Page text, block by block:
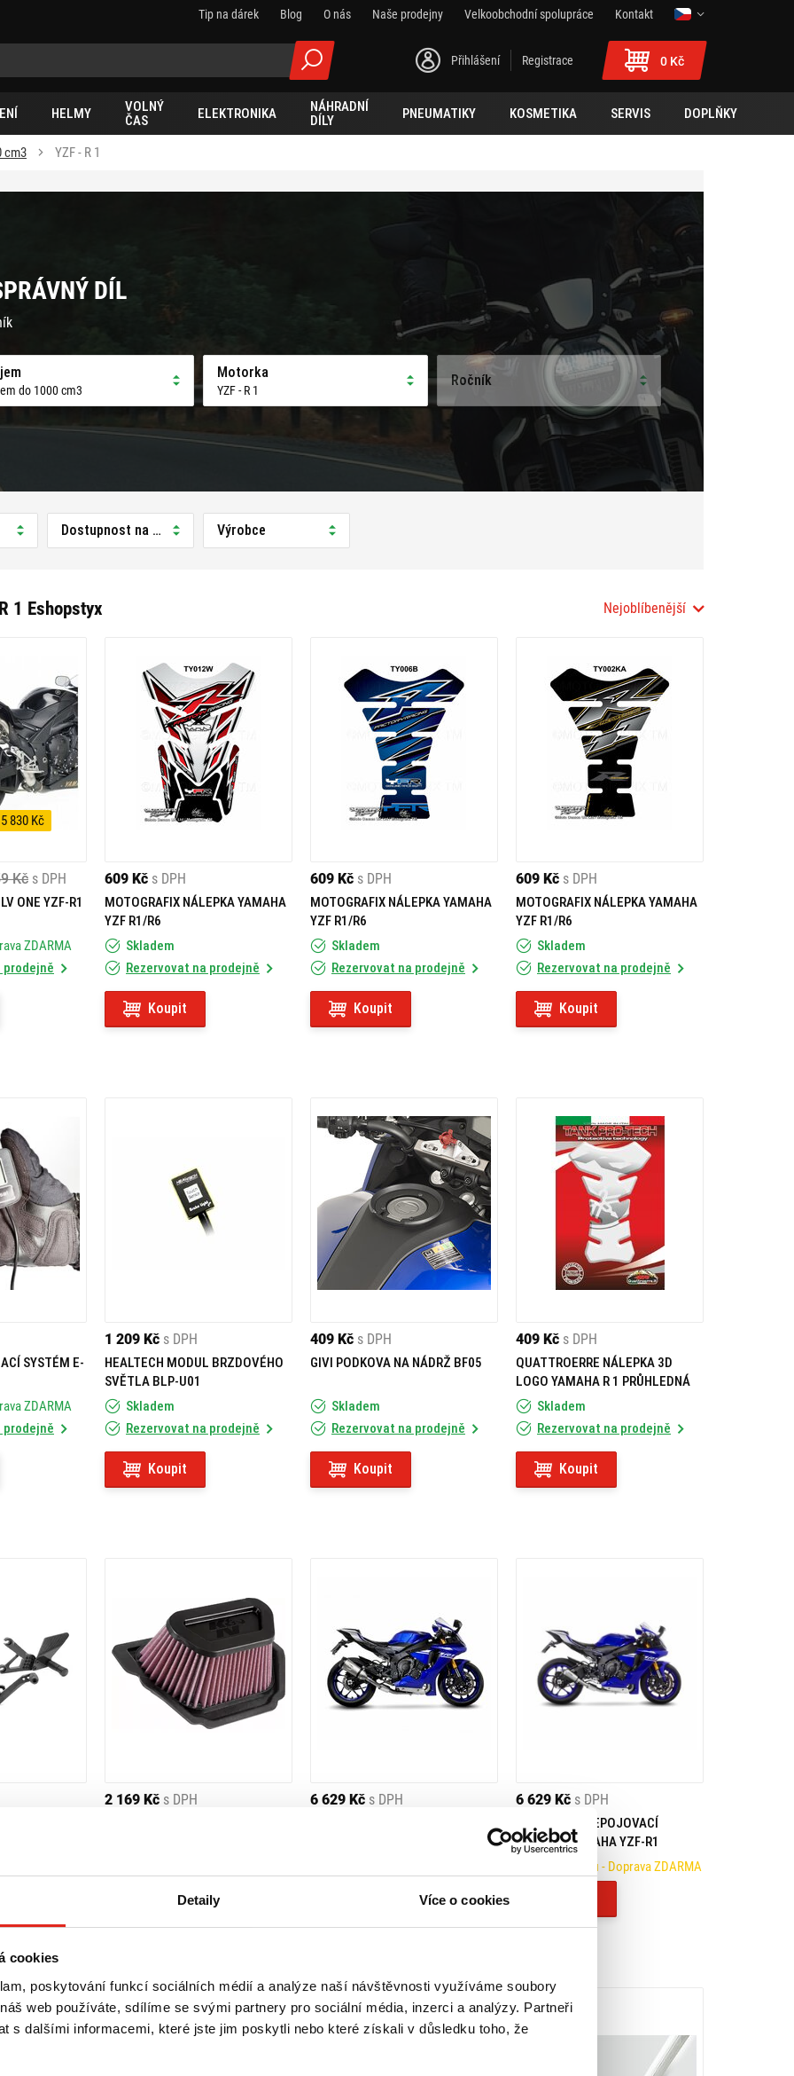
Detaily Více o cookies
cookies
poskytování funkcí sociálních médií a analýze naší návštěvnosti využíváme soubory
web používáte, sdílíme se svými partnery pro sociální média, inzerci a analýzy. Partneři
s dalšími informacemi, které jste jim poskytli nebo které získali v důsledku toho, že
Tip na dárek Blog O nás Naše prodejny Velkoobchodní spolupráce Kontakt
Přihlášení Registrace 0 Kč
HELMY
VOLNÝ
ČAS
ELEKTRONIKA
NÁHRADNÍ
DÍLY
PNEUMATIKY KOSMETIKA SERVIS DOPLŇKY
cm3 YZF - R 1
DÍL
do 1000 cm3
Motorka
YZF - R 1
Ročník
Dostupnost na prodejně Výrobce
1 Eshopstyx Nejoblíbenější
830 Kč
Kč s DPH
ONE YZF-R1
ZDARMA
prodejně
609 Kč s DPH
MOTOGRAFIX NÁLEPKA YAMAHA
YZF R1/R6
Skladem
Rezervovat na prodejně
Koupit
609 Kč s DPH
MOTOGRAFIX NÁLEPKA YAMAHA
YZF R1/R6
Skladem
Rezervovat na prodejně
Koupit
609 Kč s DPH
MOTOGRAFIX NÁLEPKA YAMAHA
YZF R1/R6
Skladem
Rezervovat na prodejně
Koupit
SYSTÉM E-
ZDARMA
prodejně
1 209 Kč s DPH
HEALTECH MODUL BRZDOVÉHO
SVĚTLA BLP-U01
Skladem
Rezervovat na prodejně
Koupit
409 Kč s DPH
GIVI PODKOVA NA NÁDRŽ BF05
Skladem
Rezervovat na prodejně
Koupit
409 Kč s DPH
QUATTROERRE NÁLEPKA 3D
LOGO YAMAHA R 1 PRŮHLEDNÁ
Skladem
Rezervovat na prodejně
Koupit
2 169 Kč s DPH
Koupit
6 629 Kč s DPH 6 629 Kč s DPH
LEO VINCE PREPOJOVACÍ
POTRUBÍ YAMAHA YZF-R1
Na objednávku - Doprava ZDARMA